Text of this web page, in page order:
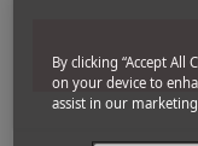
By clicking “Accept All
on your device to
assist in our